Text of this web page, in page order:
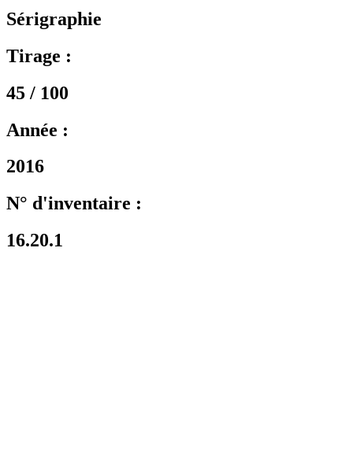
Sérigraphie
Tirage :
45 / 100
Année :
2016
N° d'inventaire :
16.20.1